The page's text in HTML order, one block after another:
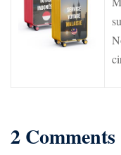
2 Comments